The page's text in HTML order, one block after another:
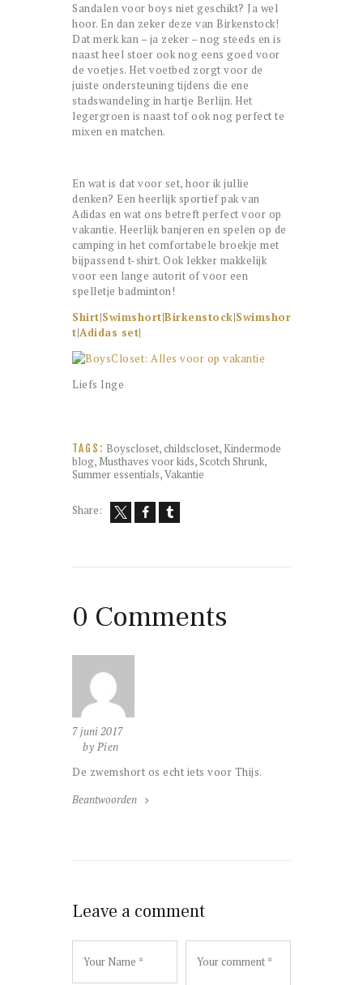
Sandalen voor boys niet geschikt? Ja wel
hoor. En dan zeker deze van Birkenstock!
Dat merk kan – ja zeker – nog steeds en is
naast heel stoer ook nog eens goed voor
de voetjes. Het voetbed zorgt voor de
juiste ondersteuning tijdens die ene
stadswandeling in hartje Berlijn. Het
legergroen is naast tof ook nog perfect te
mixen en matchen.
En wat is dat voor set, hoor ik jullie
denken? Een heerlijk sportief pak van
Adidas en wat ons betreft perfect voor op
vakantie. Heerlijk banjeren en spelen op de
camping in het comfortabele broekje met
bijpassend t-shirt. Ook lekker makkelijk
voor een lange autorit of voor een
spelletje badminton!
Shirt|Swimshort|Birkenstock|Swimshor
t|Adidas set|
Liefs Inge
TAGS: Boyscloset,childscloset, Kindermode
blog, Musthaves voor kids,Scotch Shrunk,
Summer essentials,Vakantie
Share:
0 Comments
7 juni 2017
by Pien
De zwemshort os echt iets voor Thijs.
Beantwoorden
Leave a comment